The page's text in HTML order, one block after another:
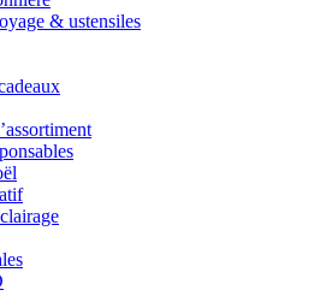
& ustensiles